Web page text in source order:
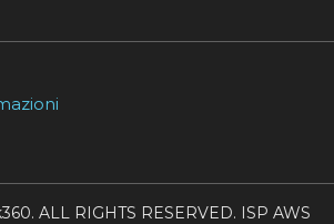
ALL RIGHTS RESERVED. ISP AWS